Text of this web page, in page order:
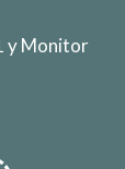
y Monitor